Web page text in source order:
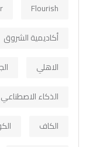
Flourish
أكاديمية الشروق
الاهلي
الذكاء الاصطناعي
الكاف